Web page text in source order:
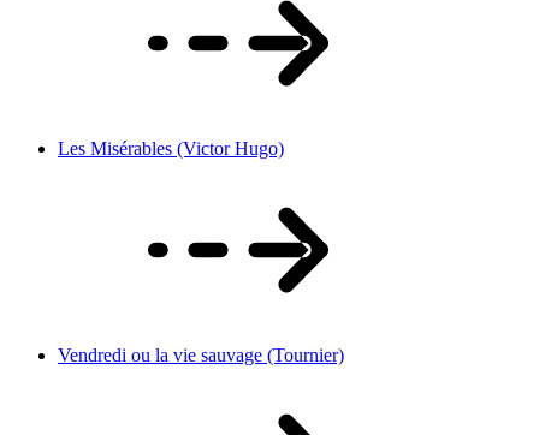
Les Misérables (Victor Hugo)
Vendredi ou la vie sauvage (Tournier)